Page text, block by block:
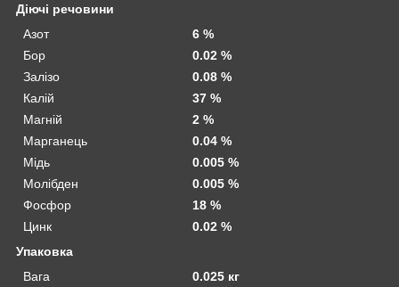
Діючі речовини
Азот
6 %
Бор
0.02 %
Залізо
0.08 %
Калій
37 %
Магній
2 %
Марганець
0.04 %
Мідь
0.005 %
Молібден
0.005 %
Фосфор
18 %
Цинк
0.02 %
Упаковка
Вага
0.025 кг